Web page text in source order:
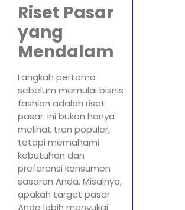
Riset Pasar
yang
Mendalam
Langkah pertama
sebelum memulai bisnis
fashion adalah riset
pasar. Ini bukan hanya
melihat tren populer,
tetapi memahami
kebutuhan dan
preferensi konsumen
sasaran Anda. Misalnya,
apakah target pasar
Anda lebih menyukai